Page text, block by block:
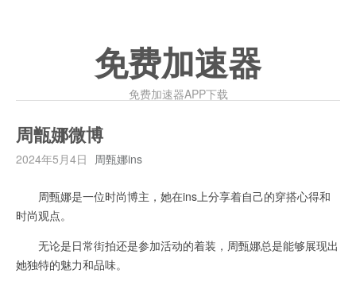
免费加速器
免费加速器APP下载
周甑娜微博
2024年5月4日 周甄娜ins
周甄娜是一位时尚博主，她在ins上分享着自己的穿搭心得和
时尚观点。
无论是日常街拍还是参加活动的着装，周甄娜总是能够展现出
她独特的魅力和品味。